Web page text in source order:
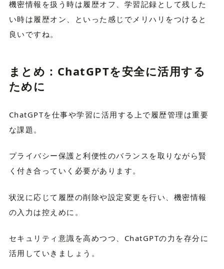
機密情報を扱う時は履歴オフ、学習記録として残した
い時は履歴オン、といった感じでメリハリをつけると
良いですね。
まとめ：ChatGPTを安全に活用する
ために
ChatGPTを仕事や学習に活用する上で履歴管理は重要
な課題。
プライバシー保護と利便性のバランスを取りながら賢
く付き合っていく必要があります。
状況に応じて履歴の削除や設定変更を行い、機密情報
の入力は控えめに。
セキュリティ意識を高めつつ、ChatGPTの力を存分に
活用していきましょう。